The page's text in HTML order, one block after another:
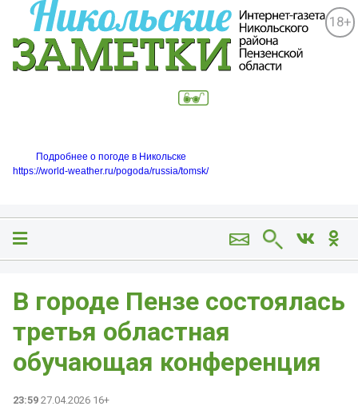
18+
Подробнее о погоде в Никольске
https://world-weather.ru/pogoda/russia/tomsk/
В городе Пензе состоялась
третья областная
обучающая конференция
23:59 27.04.2026 16+